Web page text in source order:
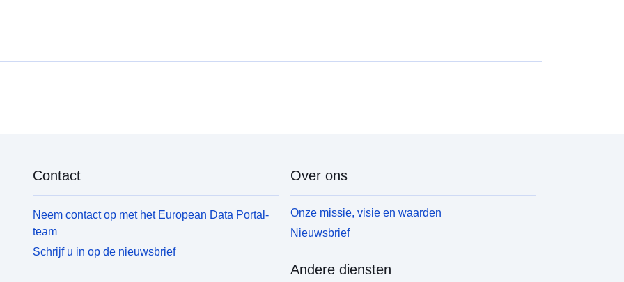
Contact
Neem contact op met het European Data Portal-
team
Schrijf u in op de nieuwsbrief
Over ons
Onze missie, visie en waarden
Nieuwsbrief
Andere diensten